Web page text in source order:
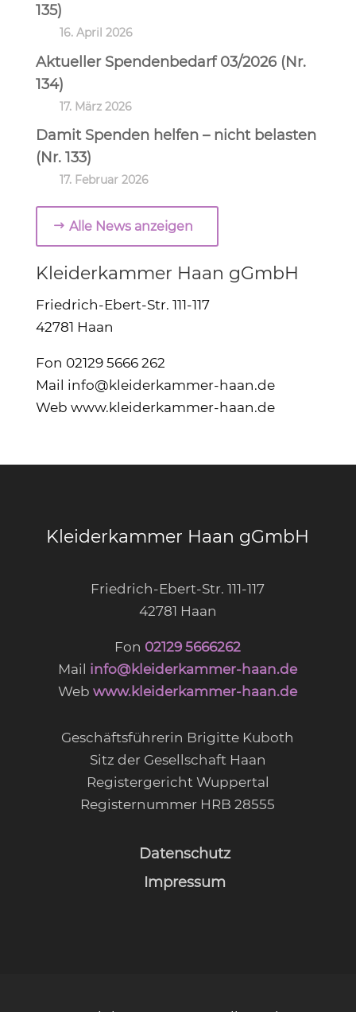
135)
16. April 2026
Aktueller Spendenbedarf 03/2026 (Nr.
134)
17. März 2026
Damit Spenden helfen – nicht belasten
(Nr. 133)
17. Februar 2026
Alle News anzeigen
Kleiderkammer Haan gGmbH
Friedrich-Ebert-Str. 111-117
42781 Haan
Fon 02129 5666 262
Mail info@kleiderkammer-haan.de
Web www.kleiderkammer-haan.de
Kleiderkammer Haan gGmbH
Friedrich-Ebert-Str. 111-117
42781 Haan
Fon 02129 5666262
Mail info@kleiderkammer-haan.de
Webwww.kleiderkammer-haan.de
Geschäftsführerin Brigitte Kuboth
Sitz der Gesellschaft Haan
Registergericht Wuppertal
Registernummer HRB 28555
Datenschutz
Impressum